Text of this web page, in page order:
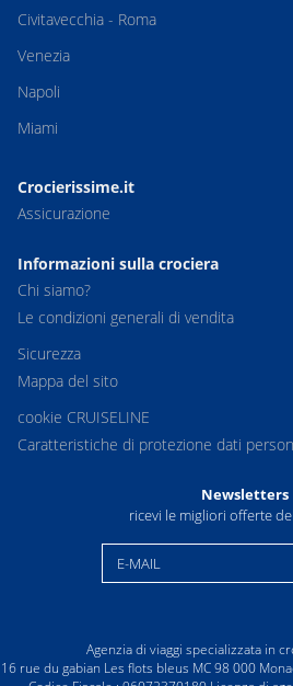
Civitavecchia - Roma
Venezia
Napoli
Miami
Crocierissime.it
Assicurazione
Informazioni sulla crociera
Chi siamo?
Le condizioni generali di vendita
Sicurezza
Mappa del sito
cookie CRUISELINE
Caratteristiche di protezione dati
Newsletters
ricevi le migliori offerte
E-MAIL
Agenzia di viaggi specializzata in
16 rue du gabian Les flots bleus MC 98 000